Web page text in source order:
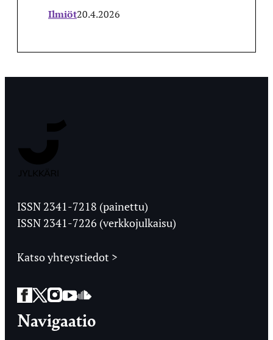
Ilmiöt20.4.2026
Ylioppilaslehti
ISSN 2341-7218 (painettu)
ISSN 2341-7226 (verkkojulkaisu)
Katso yhteystiedot >
Facebook
Twitter
Instagram
YouTube
SoundCloud
Navigaatio